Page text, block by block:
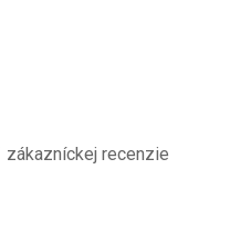
zákazníckej recenzie